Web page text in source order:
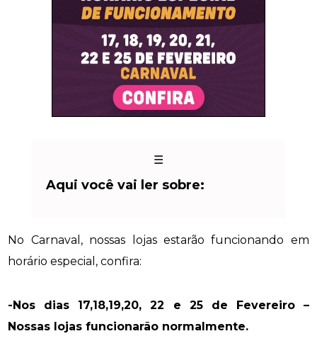
☰
Aqui você vai ler sobre:
No Carnaval, nossas lojas estarão funcionando em
horário especial, confira:
-Nos dias 17,18,19,20, 22 e 25 de Fevereiro –
Nossas lojas funcionarão normalmente.